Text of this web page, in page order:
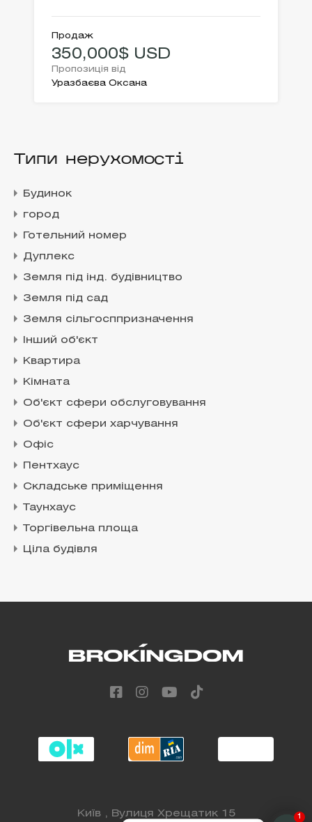
Продаж
350,000$ USD
Пропозиція від
Уразбаєва Оксана
Типи нерухомості
Будинок
город
Готельний номер
Дуплекс
Земля під інд. будівництво
Земля під сад
Земля сільгосппризначення
Інший об'єкт
Квартира
Кімната
Об'єкт сфери обслуговування
Об'єкт сфери харчування
Офіс
Пентхаус
Складське приміщення
Таунхаус
Торгівельна площа
Ціла будівля
Київ , Вулиця Хрещатик 15 1